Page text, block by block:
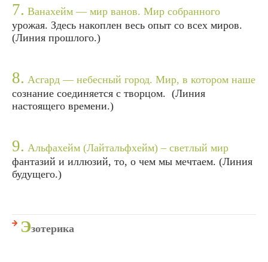
7. Ванахейм — мир ванов. Мир собранного
урожая. Здесь накоплен весь опыт со всех миров.
(Линия прошлого.)
8. Асгард — небесный город. Мир, в котором наше
сознание соединяется с творцом. (Линия
настоящего времени.)
9. Альфахейм (Лайтальфхейм) – светлый мир
фантазий и иллюзий, то, о чем мы мечтаем. (Линия
будущего.)
Эзотерика